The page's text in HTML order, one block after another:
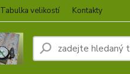
Tabulka velikostí Kontakty